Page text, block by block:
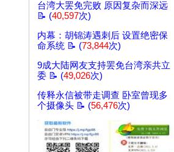
台湾大罢免完败 原因复杂而深远
📝 (40,597次)
内幕：胡锦涛遇刺后 设置绝密保
命系统 📝 (73,844次)
9成大陆网友支持罢免台湾亲共立
委 📝 (49,026次)
传释永信被带走调查 卧室曾现多
个摄像头 📝 (56,476次)